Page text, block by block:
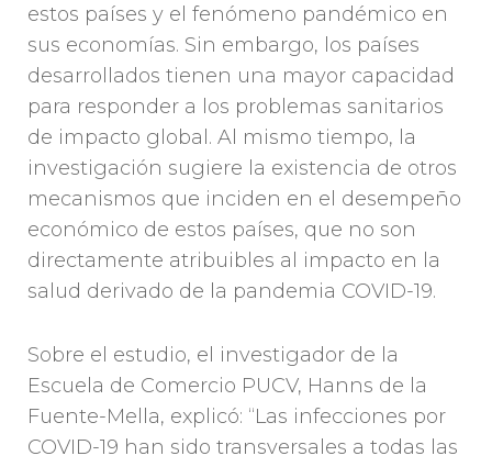
estos países y el fenómeno pandémico en
sus economías. Sin embargo, los países
desarrollados tienen una mayor capacidad
para responder a los problemas sanitarios
de impacto global. Al mismo tiempo, la
investigación sugiere la existencia de otros
mecanismos que inciden en el desempeño
económico de estos países, que no son
directamente atribuibles al impacto en la
salud derivado de la pandemia COVID-19.
Sobre el estudio, el investigador de la
Escuela de Comercio PUCV, Hanns de la
Fuente-Mella, explicó: “Las infecciones por
COVID-19 han sido transversales a todas las